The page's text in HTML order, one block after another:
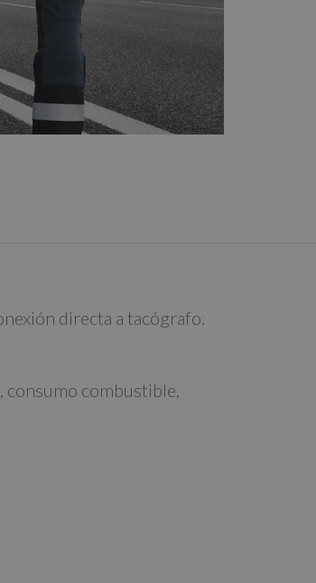
directa a tacógrafo.
combustible,